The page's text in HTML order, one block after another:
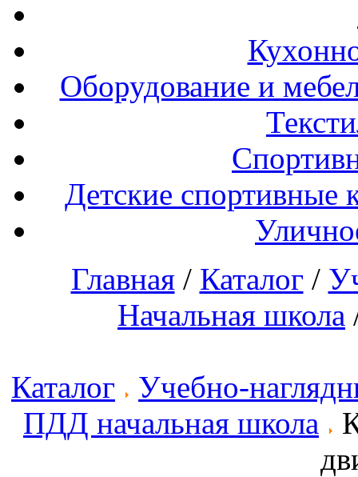
Оборудование и
Детские спортивные
Главная/ Каталог /
Начальная школа
Каталог
Учебно-
ПДД начальная школа